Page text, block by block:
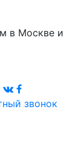
в Москве и
звонок